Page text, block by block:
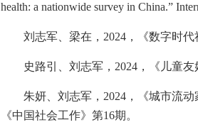
health: a nationwide survey in China.”
刘志军、梁在， 2024 ，《数字时
史路引、刘志军， 2024 ，《儿童
朱妍、刘志军， 2024 ，《城市流
《中国社会工作》第16期。